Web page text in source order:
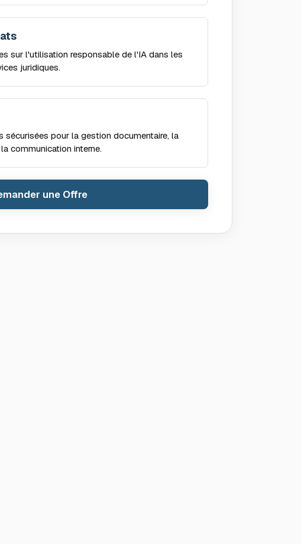
sur l'utilisation responsable de l'IA dans les
juridiques.
sécurisées pour la gestion documentaire, la
communication interne.
une Offre